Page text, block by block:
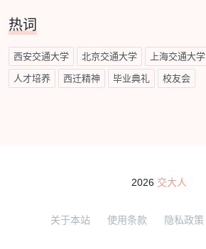
热词
西安交通大学 北京交通大学 上海交通大学
人才培养 西迁精神 毕业典礼 校友会
2026 交大人
关于本站 使用条款 隐私政策